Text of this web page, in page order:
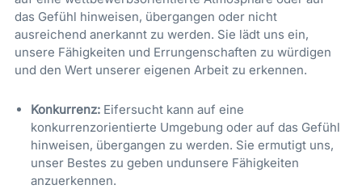
das Gefühl hinweisen, übergangen oder nicht
ausreichend anerkannt zu werden. Sie lädt uns ein,
unsere Fähigkeiten und Errungenschaften zu würdigen
und den Wert unserer eigenen Arbeit zu erkennen.
Konkurrenz: Eifersucht kann auf eine
konkurrenzorientierte Umgebung oder auf das Gefühl
hinweisen, übergangen zu werden. Sie ermutigt uns,
unser Bestes zu geben undunsere Fähigkeiten
anzuerkennen.